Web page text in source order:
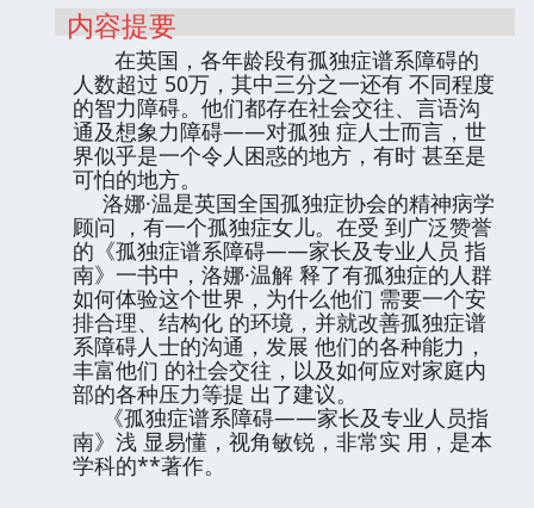
内容提要
在英国，各年龄段有孤独症谱系障碍的
人数超过 50万，其中三分之一还有 不同程度
的智力障碍。他们都存在社会交往、言语沟
通及想象力障碍——对孤独 症人士而言，世
界似乎是一个令人困惑的地方，有时 甚至是
可怕的地方。
洛娜·温是英国全国孤独症协会的精神病学
顾问 ，有一个孤独症女儿。在受 到广泛赞誉
的《孤独症谱系障碍——家长及专业人员 指
南》一书中，洛娜·温解 释了有孤独症的人群
如何体验这个世界，为什么他们 需要一个安
排合理、结构化 的环境，并就改善孤独症谱
系障碍人士的沟通，发展 他们的各种能力，
丰富他们 的社会交往，以及如何应对家庭内
部的各种压力等提 出了建议。
《孤独症谱系障碍——家长及专业人员指
南》浅 显易懂，视角敏锐，非常实 用，是本
学科的**著作。